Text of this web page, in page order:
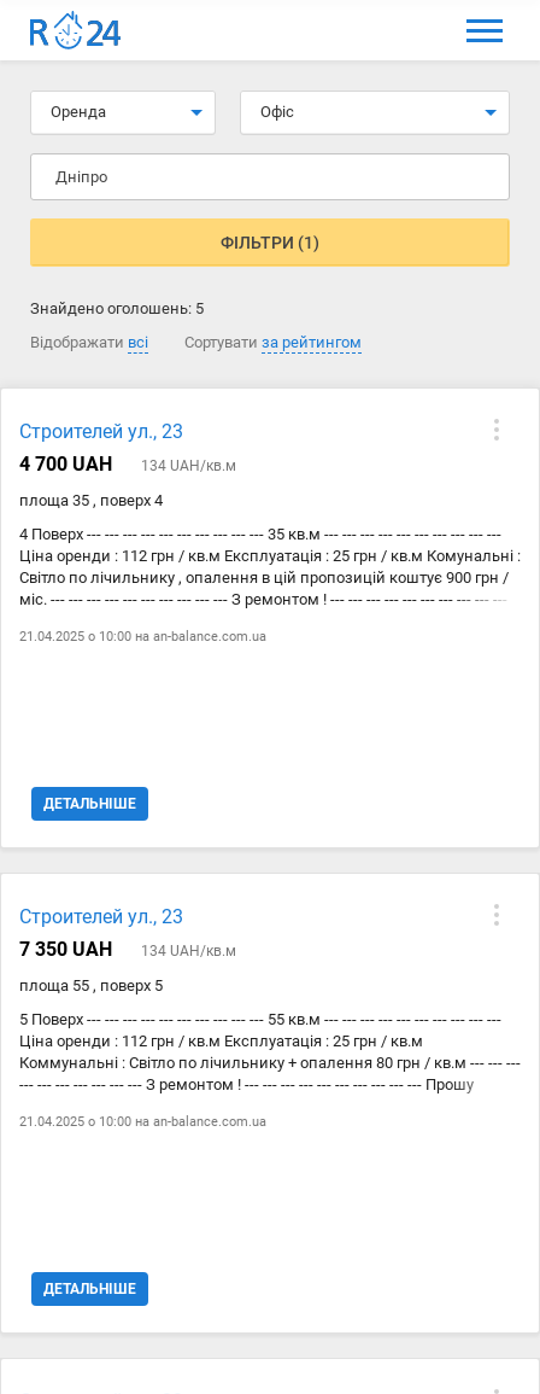
МЕНЮ
Вибір мови
Вибрані оголошення
Коментарі до оголошення
Як додати оголошення
Оренда Офіс
Дніпро
ФІЛЬТРИ (1)
Знайдено оголошень: 5
Відображати всі Сортувати за рейтингом
Строителей ул., 23
4 700 UAH
134 UAH/кв.м
площа 35 , поверх 4
4 Поверх --- --- --- --- --- --- --- --- --- --- 35 кв.м --- --- --- --- --- --- --- --- --- ---
Ціна оренди : 112 грн / кв.м Експлуатація : 25 грн / кв.м Комунальні :
Світло по лічильнику , опалення в цій пропозицій коштує 900 грн /
міс. --- --- --- --- --- --- --- --- --- --- З ремонтом ! --- --- --- --- --- --- --- --- --- ---
приміщення додається + 20% ( у ці % входить приміщення вільного
21.04.2025 о 10:00 на an-balance.com.ua
ДЕТАЛЬНІШЕ
Строителей ул., 23
7 350 UAH
134 UAH/кв.м
площа 55 , поверх 5
5 Поверх --- --- --- --- --- --- --- --- --- --- 55 кв.м --- --- --- --- --- --- --- --- --- ---
Ціна оренди : 112 грн / кв.м Експлуатація : 25 грн / кв.м
Коммунальні : Світло по лічильнику + опалення 80 грн / кв.м --- --- ---
--- --- --- --- --- --- --- З ремонтом ! --- --- --- --- --- --- --- --- --- --- Прошу
приміщення додається + 20% ( у ці % входить приміщення вільного
21.04.2025 о 10:00 на an-balance.com.ua
ДЕТАЛЬНІШЕ